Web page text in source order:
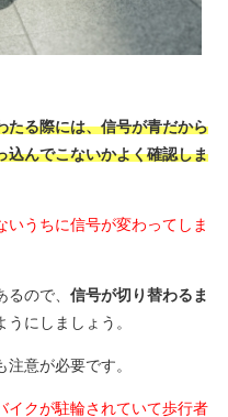
たる際には、信号が青だから
込んでこないかよく確認しま
いうちに信号が変わってしま
ので、 信号が切り替わるま
にしましょう。
注意が必要です。
イクが駐輪されていて歩行者